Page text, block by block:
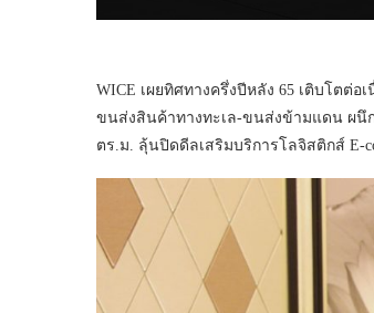
WICE เผยทิศทางครึ่งปีหลัง 65 เติบโตต่
ขนส่งสินค้าทางทะเล-ขนส่งข้ามแดน ผนึ
ตร.ม. ลุ้นปิดดีลเสริมบริการโลจิสติกส์ E-